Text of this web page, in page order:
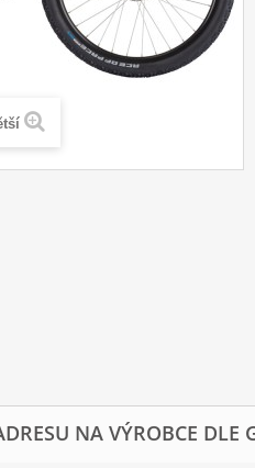
NA VÝROBCE DLE